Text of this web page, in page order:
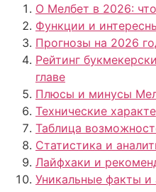
О Мелбет в 2026:
Функции и
Прогнозы на 2026
Рейтинг
главе
Плюсы и минусы
Технические
Таблица
Статистика и
Лайфхаки и
Уникальные факты и